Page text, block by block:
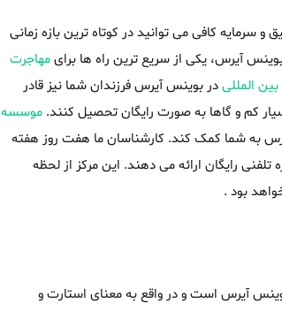
سرمایه کافی می توانید در کوتاه ترین بازه زمانی
آيرس، یکی از سریع ترین راه ها برایمهاجرت
المللیدر بوينس آيرس فرزندان شما نیز قادر
کم و گاها به صورت رایگان تحصیل کنند. موسسه
به شما کمک کند. کارشناسان ما هفت روز هفته
تلفنی رایگان ارائه می دهند. این مرکز از لحظه
بود .
آيرس است و در واقع به معنای استارت و